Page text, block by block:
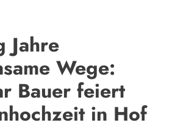
Jahre
Wege:
Bauer feiert
in Hof